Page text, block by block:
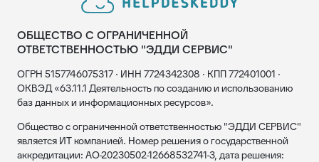
ОБЩЕСТВО С ОГРАНИЧЕННОЙ
ОТВЕТСТВЕННОСТЬЮ "ЭДДИ СЕРВИС"
ОГРН 5157746075317 · ИНН 7724342308 · КПП 772401001 ·
ОКВЭД «63.11.1 Деятельность по созданию и использованию
баз данных и информационных ресурсов».
Общество с ограниченной ответственностью "ЭДДИ СЕРВИС"
является ИТ компанией. Номер решения о государственной
аккредитации: АО-20230502-12668532741-3, дата решения: